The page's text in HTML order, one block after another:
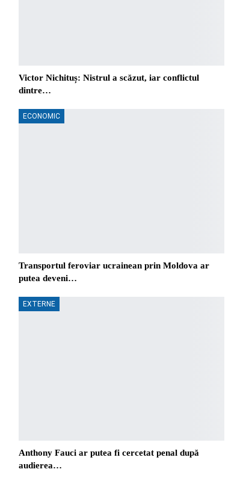
Victor Nichituș: Nistrul a scăzut, iar conflictul
dintre…
ECONOMIC
Transportul feroviar ucrainean prin Moldova ar
putea deveni…
EXTERNE
Anthony Fauci ar putea fi cercetat penal după
audierea…